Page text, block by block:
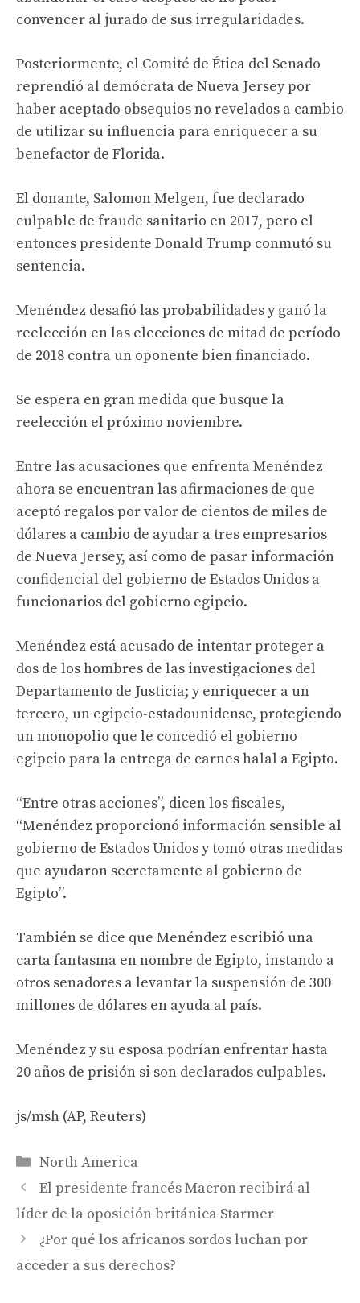
convencer al jurado de sus irregularidades.
Posteriormente, el Comité de Ética del Senado
reprendió al demócrata de Nueva Jersey por
haber aceptado obsequios no revelados a cambio
de utilizar su influencia para enriquecer a su
benefactor de Florida.
El donante, Salomon Melgen, fue declarado
culpable de fraude sanitario en 2017, pero el
entonces presidente Donald Trump conmutó su
sentencia.
Menéndez desafió las probabilidades y ganó la
reelección en las elecciones de mitad de período
de 2018 contra un oponente bien financiado.
Se espera en gran medida que busque la
reelección el próximo noviembre.
Entre las acusaciones que enfrenta Menéndez
ahora se encuentran las afirmaciones de que
aceptó regalos por valor de cientos de miles de
dólares a cambio de ayudar a tres empresarios
de Nueva Jersey, así como de pasar información
confidencial del gobierno de Estados Unidos a
funcionarios del gobierno egipcio.
Menéndez está acusado de intentar proteger a
dos de los hombres de las investigaciones del
Departamento de Justicia; y enriquecer a un
tercero, un egipcio-estadounidense, protegiendo
un monopolio que le concedió el gobierno
egipcio para la entrega de carnes halal a Egipto.
“Entre otras acciones”, dicen los fiscales,
“Menéndez proporcionó información sensible al
gobierno de Estados Unidos y tomó otras medidas
que ayudaron secretamente al gobierno de
Egipto”.
También se dice que Menéndez escribió una
carta fantasma en nombre de Egipto, instando a
otros senadores a levantar la suspensión de 300
millones de dólares en ayuda al país.
Menéndez y su esposa podrían enfrentar hasta
20 años de prisión si son declarados culpables.
js/msh (AP, Reuters)
Categories
North America
El presidente francés Macron recibirá al
líder de la oposición británica Starmer
¿Por qué los africanos sordos luchan por
acceder a sus derechos?